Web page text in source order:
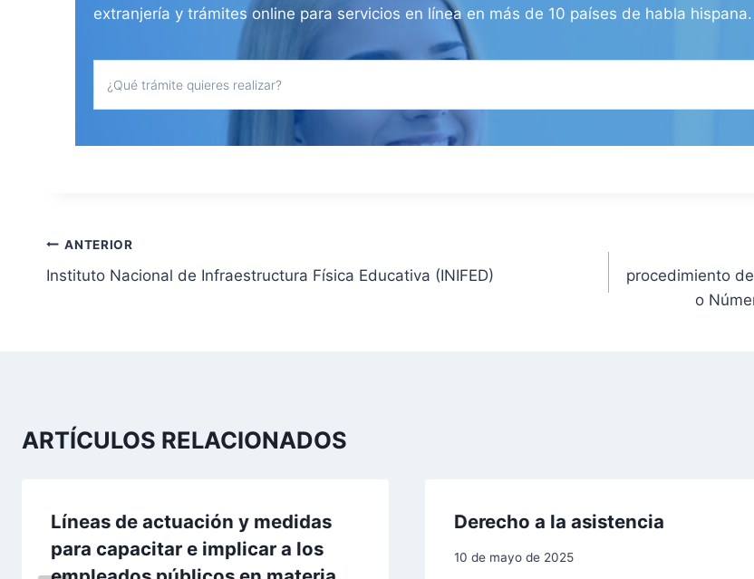
extranjería y trámites online para servicios en línea en más de 10 países de habla
N
a
a
i
ó
ANTERIOR
Instituto Nacional de Infraestructura Física Educativa (INIFED)
procedimiento
o
ARTÍCULOS RELACIONADOS
Líneas de actuación y medidas
para capacitar e implicar a los
Derecho a la asistencia
10 de mayo de 2025